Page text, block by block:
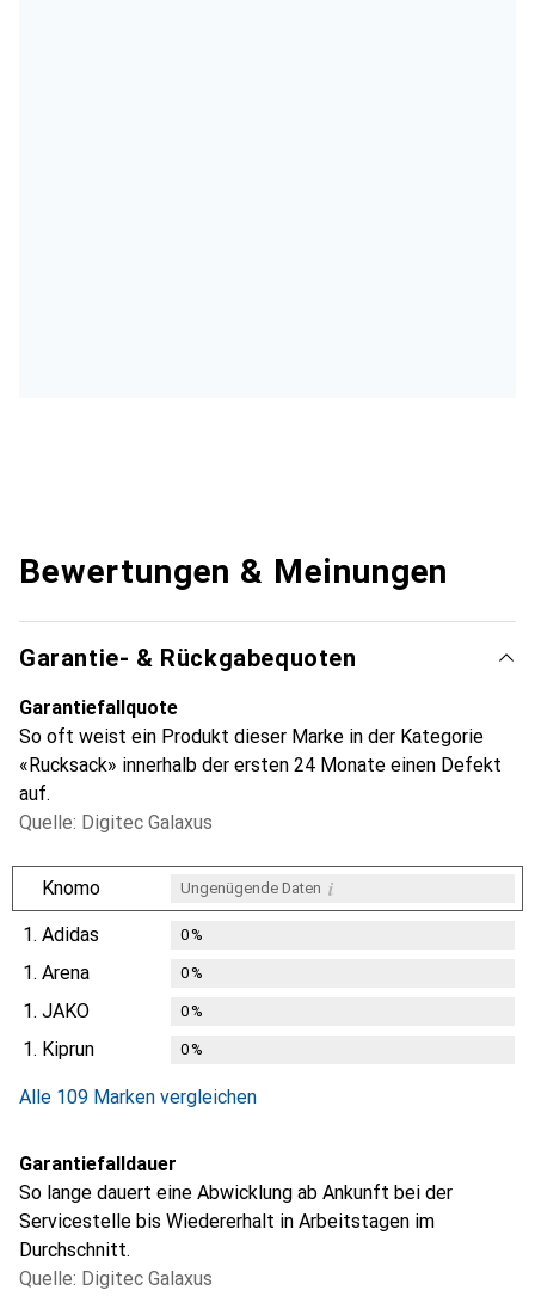
Bewertungen & Meinungen
Garantie- & Rückgabequoten
Garantiefallquote
So oft weist ein Produkt dieser Marke in der Kategorie
«Rucksack» innerhalb der ersten 24 Monate einen Defekt
auf.
Quelle: Digitec Galaxus
Knomo Ungenügende Daten i
1. Adidas 0%
1. Arena 0%
1. JAKO 0%
1. Kiprun 0%
Alle 109 Marken vergleichen
Garantiefalldauer
So lange dauert eine Abwicklung ab Ankunft bei der
Servicestelle bis Wiedererhalt in Arbeitstagen im
Durchschnitt.
Quelle: Digitec Galaxus